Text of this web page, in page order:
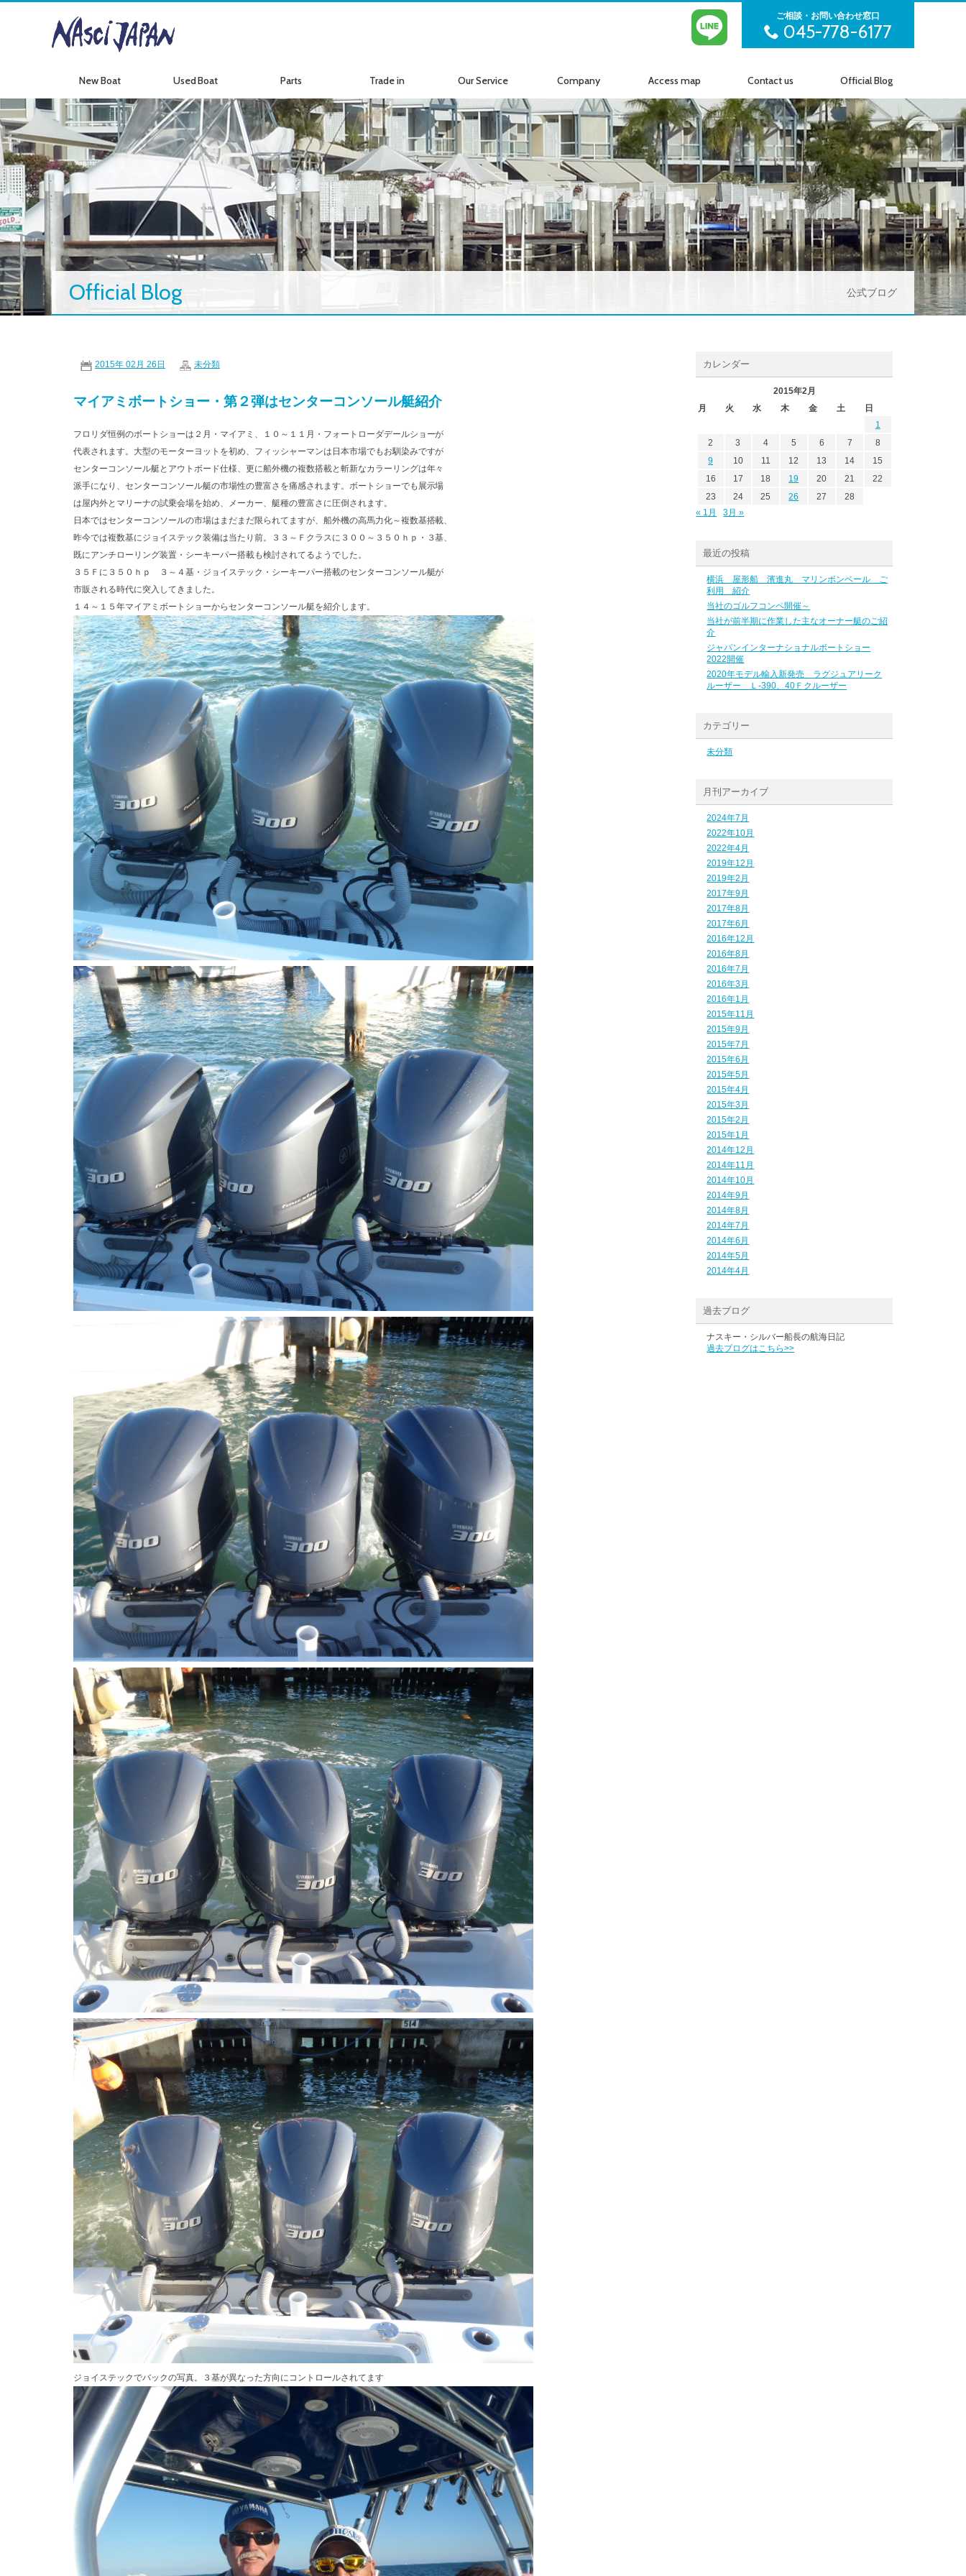
ご相談・お問い合わせ窓口
045-778-6177
New Boat
新艇情報
Used Boat
中古艇情報
Parts
パーツ情報
Trade in
ボートの買取
Our Service
サービス案内
Company
会社紹介
Access map
アクセス
Contact us
お問い合わせ
Official Blog
公式ブログ
Official Blog 公式ブログ
2015年 02月 26日 未分類
マイアミボートショー・第２弾はセンターコンソール艇紹介
フロリダ恒例のボートショーは２月・マイアミ、１０～１１月・フォートローダデールショーが
代表されます。大型のモーターヨットを初め、フィッシャーマンは日本市場でもお馴染みですが
センターコンソール艇とアウトボード仕様、更に船外機の複数搭載と斬新なカラーリングは年々
派手になり、センターコンソール艇の市場性の豊富さを痛感されます。ボートショーでも展示場
は屋内外とマリーナの試乗会場を始め、メーカー、艇種の豊富さに圧倒されます。
日本ではセンターコンソールの市場はまだまだ限られてますが、船外機の高馬力化～複数基搭載、
昨今では複数基にジョイステック装備は当たり前。３３～Ｆクラスに３００～３５０ｈｐ・３基、
既にアンチローリング装置・シーキーパー搭載も検討されてるようでした。
３５Ｆに３５０ｈｐ ３～４基・ジョイステック・シーキーパー搭載のセンターコンソール艇が
市販される時代に突入してきました。
１４～１５年マイアミボートショーからセンターコンソール艇を紹介します。
ジョイステックでバックの写真。３基が異なった方向にコントロールされてます
カレンダー
2015年2月
月
火 水 木 金 土
日
1
2
3 4 5 6 7
8
9
10 11 12 13 14
15
16
17 18 19 20 21
22
23
24 25 26 27
28
« 1月
3月 »
最近の投稿
横浜 屋形船 濱進丸 マリンボンベール ご
利用 紹介
当社のゴルフコンペ開催～
当社が前半期に作業した主なオーナー艇のご紹
介
ジャパンインターナショナルボートショー
2022開催
2020年モデル輸入新発売 ラグジュアリーク
ルーザー Ｌ-390、40Ｆクルーザー
カテゴリー
未分類
月刊アーカイブ
2024年7月
2022年10月
2022年4月
2019年12月
2019年2月
2017年9月
2017年8月
2017年6月
2016年12月
2016年8月
2016年7月
2016年3月
2016年1月
2015年11月
2015年9月
2015年7月
2015年6月
2015年5月
2015年4月
2015年3月
2015年2月
2015年1月
2014年12月
2014年11月
2014年10月
2014年9月
2014年8月
2014年7月
2014年6月
2014年5月
2014年4月
過去ブログ
ナスキー・シルバー船長の航海日記
過去ブログはこちら>>